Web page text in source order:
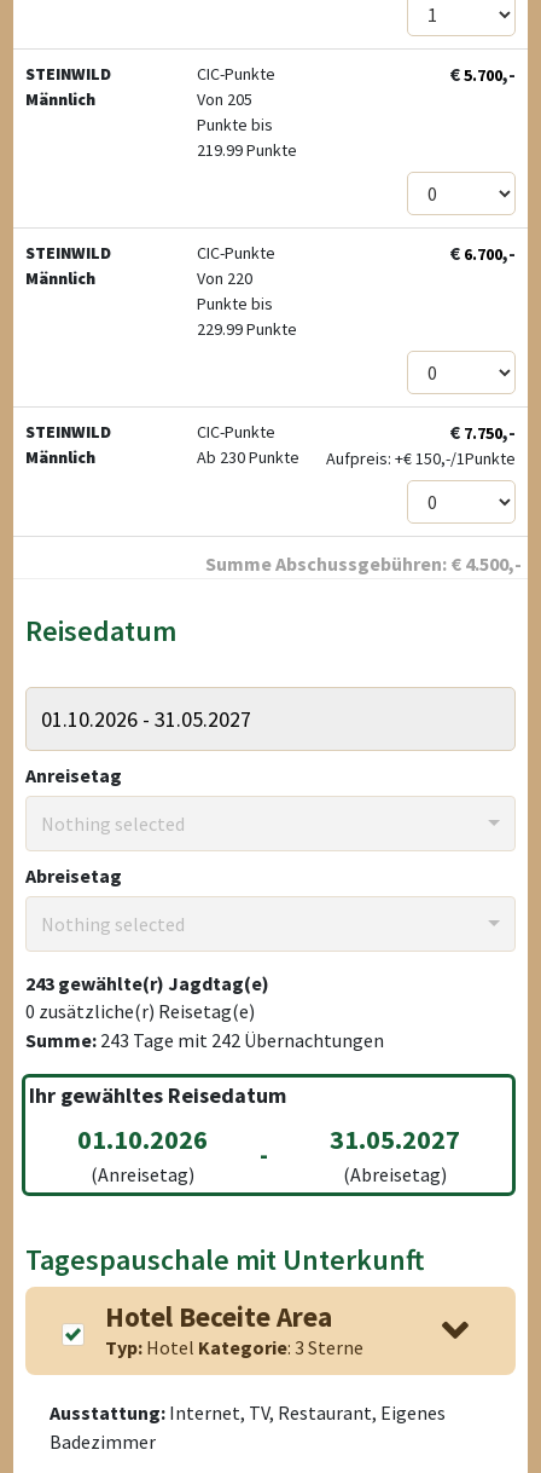
STEINWILD
Männlich
CIC-Punkte
Von 205
Punkte bis
219.99 Punkte
€5.700,-
STEINWILD
Männlich
CIC-Punkte
Von 220
Punkte bis
229.99 Punkte
€ 6.700,-
STEINWILD
Männlich
CIC-Punkte
Ab 230 Punkte
€ 7.750,-
Aufpreis: +€150,-/1Punkte
Summe Abschussgebühren: € 4.500,-
Reisedatum
Anreisetag
Nothing selected
Abreisetag
Nothing selected
243 gewählte(r) Jagdtag(e)
0 zusätzliche(r) Reisetag(e)
Summe: 243 Tage mit 242 Übernachtungen
Ihr gewähltes Reisedatum
01.10.2026
(Anreisetag)
- 31.05.2027
(Abreisetag)
Tagespauschale mit Unterkunft
Hotel Beceite Area
Typ: Hotel Kategorie: 3 Sterne
Ausstattung: Internet, TV, Restaurant, Eigenes
Badezimmer